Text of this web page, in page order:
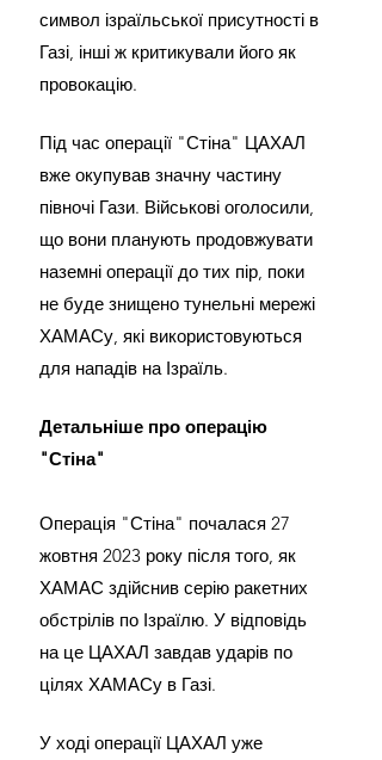
символ ізраїльської присутності в
Газі, інші ж критикували його як
провокацію.
Під час операції "Стіна" ЦАХАЛ
вже окупував значну частину
півночі Гази. Військові оголосили,
що вони планують продовжувати
наземні операції до тих пір, поки
не буде знищено тунельні мережі
ХАМАСу, які використовуються
для нападів на Ізраїль.
Детальніше про операцію
"Стіна"
Операція "Стіна" почалася 27
жовтня 2023 року після того, як
ХАМАС здійснив серію ракетних
обстрілів по Ізраїлю. У відповідь
на це ЦАХАЛ завдав ударів по
цілях ХАМАСу в Газі.
У ході операції ЦАХАЛ уже